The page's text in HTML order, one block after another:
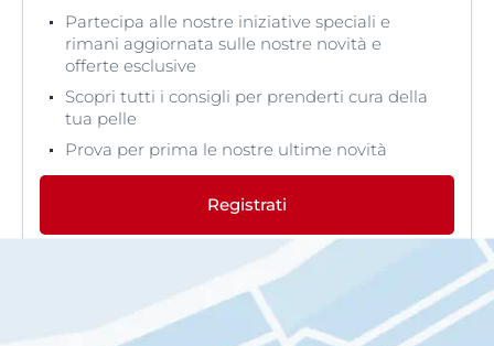
Partecipa alle nostre iniziative speciali e
rimani aggiornata sulle nostre novità e
offerte esclusive
Scopri tutti i consigli per prenderti cura della
tua pelle
Prova per prima le nostre ultime novità
Registrati